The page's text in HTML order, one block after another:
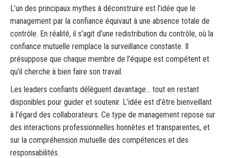
L’un des principaux mythes à déconstruire est l’idée que le
management par la confiance équivaut à une absence totale de
contrôle. En réalité, il s’agit d’une redistribution du contrôle, où la
confiance mutuelle remplace la surveillance constante. Il
présuppose que chaque membre de l’équipe est compétent et
qu’il cherche à bien faire son travail.
Les leaders confiants délèguent davantage… tout en restant
disponibles pour guider et soutenir. L’idée est d’être bienveillant
à l’égard des collaborateurs. Ce type de management repose sur
des interactions professionnelles honnêtes et transparentes, et
sur la compréhension mutuelle des compétences et des
responsabilités.